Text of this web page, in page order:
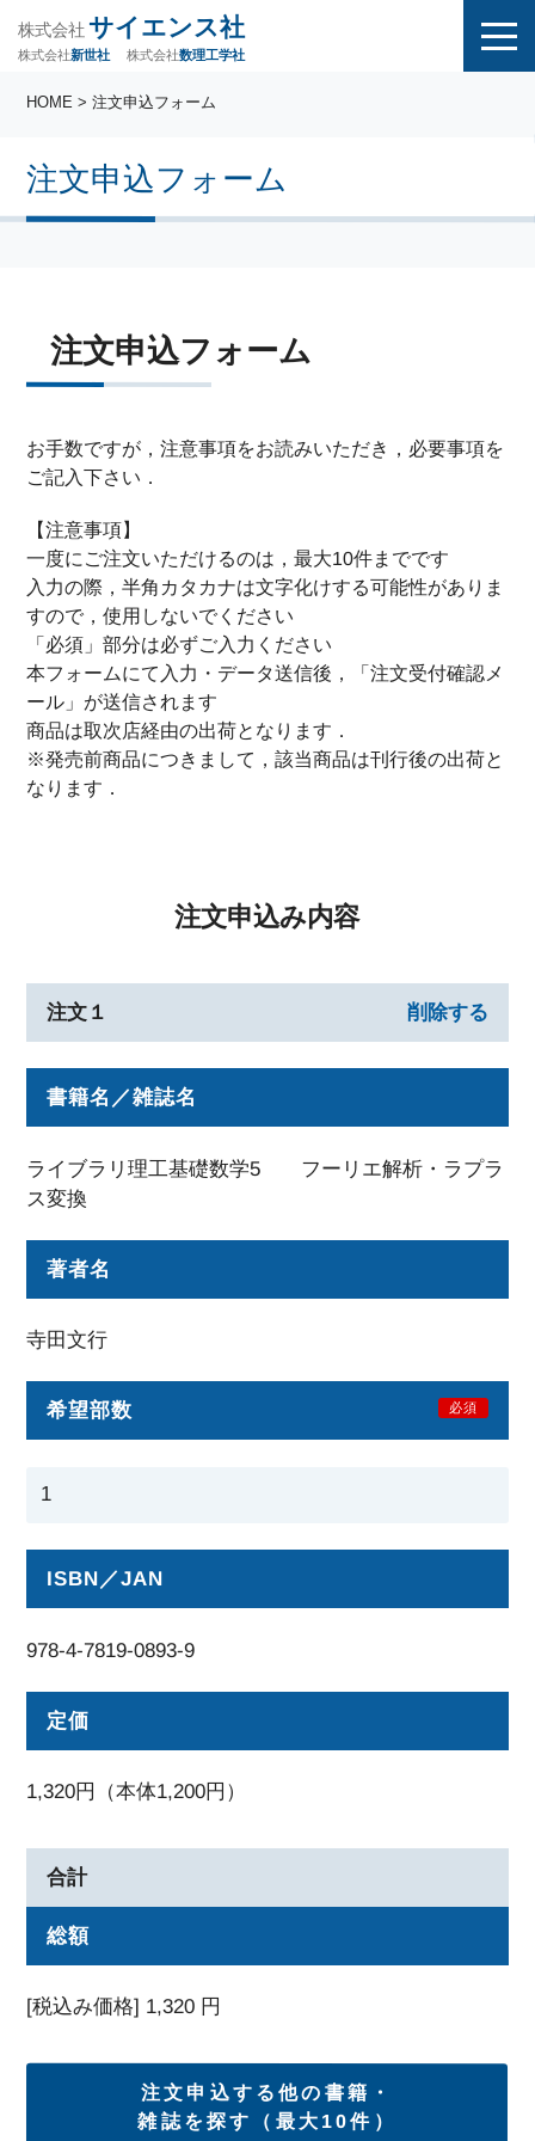
株式会社 サイエンス社
株式会社新世社 株式会社数理工学社
注文申込フォーム
HOME > 注文申込フォーム
注文申込フォーム
お手数ですが，注意事項をお読みいただき，必要事項を
ご記入下さい．
【注意事項】
一度にご注文いただけるのは，最大10件までです
入力の際，半角カタカナは文字化けする可能性がありま
すので，使用しないでください
「必須」部分は必ずご入力ください
本フォームにて入力・データ送信後，「注文受付確認メ
ール」が送信されます
商品は取次店経由の出荷となります．
※発売前商品につきまして，該当商品は刊行後の出荷と
なります．
注文申込み内容
注文１ 削除する
書籍名／雑誌名
ライブラリ理工基礎数学5 フーリエ解析・ラプラ
ス変換
著者名
寺田文行
希望部数 必須
ISBN／JAN
978-4-7819-0893-9
定価
1,320円（本体1,200円）
合計
総額
[税込み価格] 1,320 円
注文申込する他の書籍・
雑誌を探す（最大10件）